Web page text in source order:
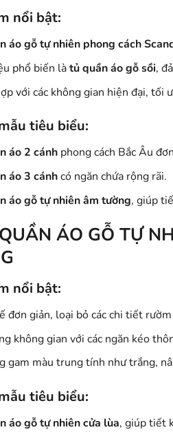
nổi bật:
áo gỗ tự nhiên phong cách
phổ biến làtủ quần áo gỗ sồi,
với các không gian hiện đại, tối
tiêu biểu:
áo 2 cánhphong cách Bắc Âu
áo 3 cánhcó ngăn chứa rộng rãi.
áo gỗ tự nhiên âm tường, giúp
ÁO GỖ TỰ
nổi bật:
đơn giản, loại bỏ các chi tiết rườm
không gian với các ngăn kéo
gam màu trung tính như trắng,
tiêu biểu:
áo gỗ tự nhiên cửa lùa, giúp tiết